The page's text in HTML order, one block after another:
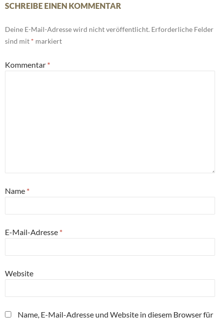
SCHREIBE EINEN KOMMENTAR
Deine E-Mail-Adresse wird nicht veröffentlicht. Erforderliche Felder
sind mit * markiert
Kommentar *
Name *
E-Mail-Adresse *
Website
Name, E-Mail-Adresse und Website in diesem Browser für